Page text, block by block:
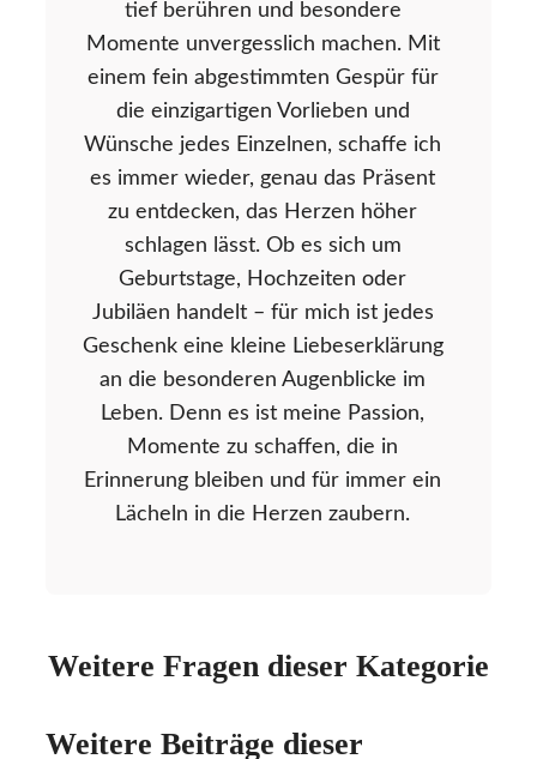
tief berühren und besondere
Momente unvergesslich machen. Mit
einem fein abgestimmten Gespür für
die einzigartigen Vorlieben und
Wünsche jedes Einzelnen, schaffe ich
es immer wieder, genau das Präsent
zu entdecken, das Herzen höher
schlagen lässt. Ob es sich um
Geburtstage, Hochzeiten oder
Jubiläen handelt – für mich ist jedes
Geschenk eine kleine Liebeserklärung
an die besonderen Augenblicke im
Leben. Denn es ist meine Passion,
Momente zu schaffen, die in
Erinnerung bleiben und für immer ein
Lächeln in die Herzen zaubern.
Weitere Fragen dieser Kategorie
Weitere Beiträge dieser